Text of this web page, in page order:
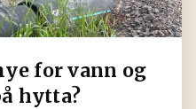
for vann og
hytta?